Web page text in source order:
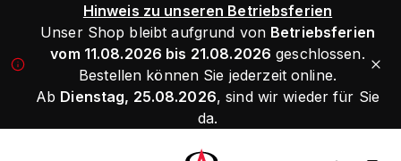
Hinweis zu unseren Betriebsferien
Unser Shop bleibt aufgrund von Betriebsferien
vom 11.08.2026 bis 21.08.2026 geschlossen.
Bestellen können Sie jederzeit online.
Ab Dienstag, 25.08.2026, sind wir wieder für Sie
da.